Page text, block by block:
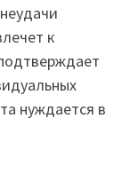
к
нуждается в